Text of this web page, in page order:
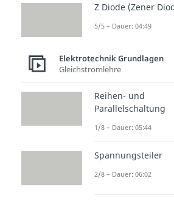
zur
(03:25)
Diese
Sperrrichtung
gut an einer
Bei einer
Z Diode (Zener
5/5 – Dauer: 04:49
Elektrotechnik Grundlagen
Gleichstromlehre
Reihen- und
Parallelschaltung
1/8 – Dauer: 05:44
Spannungsteiler
2/8 – Dauer: 06:02